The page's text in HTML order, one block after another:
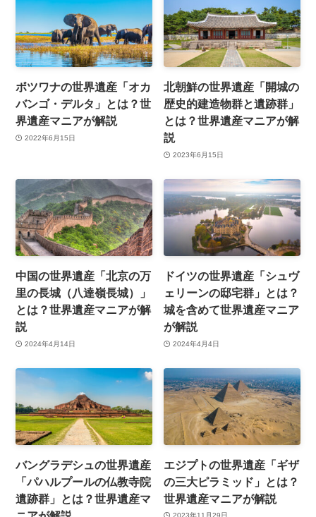
ボツワナの世界遺産「オカ
バンゴ・デルタ」とは？世
界遺産マニアが解説
2022年6月15日
北朝鮮の世界遺産「開城の
歴史的建造物群と遺跡群」
とは？世界遺産マニアが解
説
2023年6月15日
中国の世界遺産「北京の万
里の長城（八達嶺長城）」
とは？世界遺産マニアが解
説
2024年4月14日
ドイツの世界遺産「シュヴ
ェリーンの邸宅群」とは？
城を含めて世界遺産マニア
が解説
2024年4月4日
バングラデシュの世界遺産
「パハルプールの仏教寺院
遺跡群」とは？世界遺産マ
エジプトの世界遺産「ギザ
の三大ピラミッド」とは？
世界遺産マニアが解説
2023年11月29日